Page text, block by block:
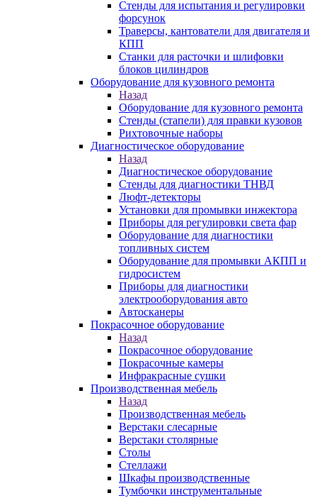
Стенды для испытания и регулировки
форсунок
Траверсы, кантователи для двигателя и
КПП
Станки для расточки и шлифовки
блоков цилиндров
Оборудование для кузовного ремонта
Назад
Оборудование для кузовного ремонта
Стенды (стапели) для правки кузовов
Рихтовочные наборы
Диагностическое оборудование
Назад
Диагностическое оборудование
Стенды для диагностики ТНВД
Люфт-детекторы
Установки для промывки инжектора
Приборы для регулировки света фар
Оборудование для диагностики
топливных систем
Оборудование для промывки АКПП и
гидросистем
Приборы для диагностики
электрооборудования авто
Автосканеры
Покрасочное оборудование
Назад
Покрасочное оборудование
Покрасочные камеры
Инфракрасные сушки
Производственная мебель
Назад
Производственная мебель
Верстаки слесарные
Верстаки столярные
Столы
Стеллажи
Шкафы производственные
Тумбочки инструментальные